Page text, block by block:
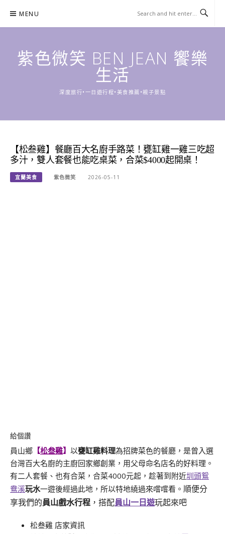
content
MENU
紫色微笑 BEN JEAN 饗樂
生活
深度旅行•一日遊行程•美食推薦•親子景點
【松叁雞】餐廳百大名廚手路菜！甕缸雞一雞三吃超
多汁，雙人套餐也能吃桌菜，合菜$4000起開桌！
宜蘭美食 紫色微笑 2026-05-11
給個讚
員山鄉 【松叁雞】 以甕缸雞料理為招牌菜色的餐廳，是曾入選
台灣百大名廚的主廚回家鄉創業，用父母命名店名的好料理。
有二人套餐、也有合菜，合菜4000元起，趁著到附近圳頭鴛
鴦溪玩水一遊後經過此地，所以特地繞過來嚐嚐看。 順便分
享我們的員山戲水行程 ，搭配員山一日遊玩起來吧
松叁雞 店家資訊